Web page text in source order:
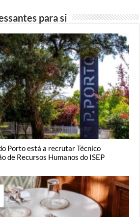
para si
Porto está a recrutar Técnico
de Recursos Humanos do ISEP